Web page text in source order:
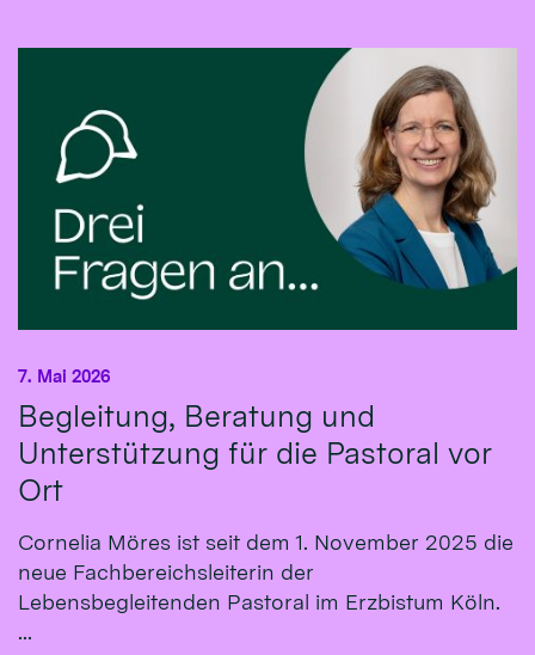
Begleitung, Beratung und
Unterstützung für die Pastoral vor
Ort
7. Mai 2026
Cornelia Möres ist seit dem 1. November 2025 die
neue Fachbereichsleiterin der
Lebensbegleitenden Pastoral im Erzbistum Köln.
...